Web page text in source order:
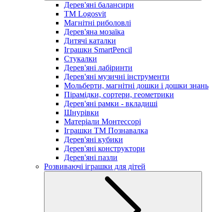
Дерев'яні балансири
TM Logosvit
Магнітні риболовлі
Дерев'яна мозаїка
Дитячі каталки
Іграшки SmartPencil
Стукалки
Дерев'яні лабіринти
Дерев'яні музичні інструменти
Мольберти, магнітні дошки і дошки знань
Пірамідки, сортери, геометрики
Дерев'яні рамки - вкладиші
Шнурівки
Матеріали Монтессорі
Іграшки ТМ Познавалка
Дерев'яні кубики
Дерев'яні конструктори
Дерев'яні пазли
Розвиваючі іграшки для дітей